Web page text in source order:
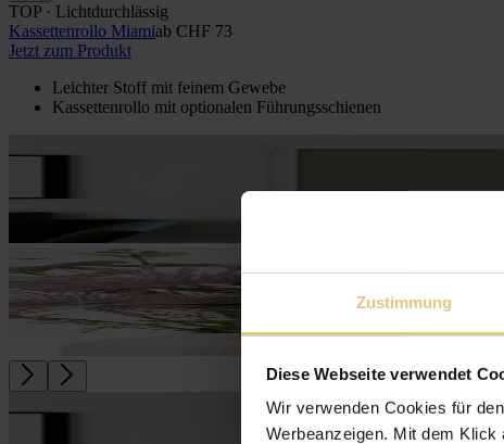
Zustimmung
Diese Webseite verwendet
Wir verwenden Cookies für
Werbeanzeigen. Mit dem
TOP · Lichtdurchlässig
Kassettenrollo Miamiab CHF 73
Jetzt zum Produkt
Leichter Stoff mit feinem Gewebe
Kassettenrollo mit optio­nalen Führungs­schienen